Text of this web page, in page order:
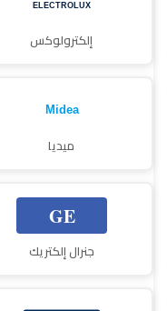
إلكترولوكس
ميديا
جنرال إلكتريك